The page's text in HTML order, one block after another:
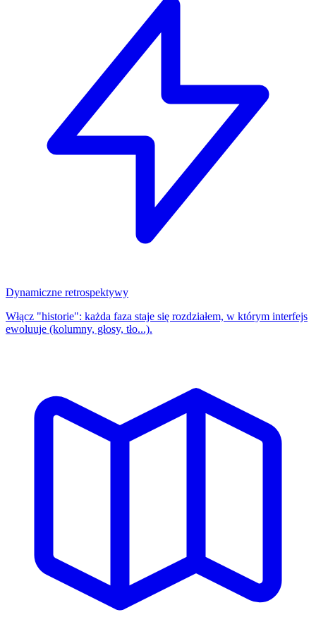
Dynamiczne retrospektywy
Włącz "historie": każda faza staje się rozdziałem, w którym interfejs
ewoluuje (kolumny, głosy, tło...).